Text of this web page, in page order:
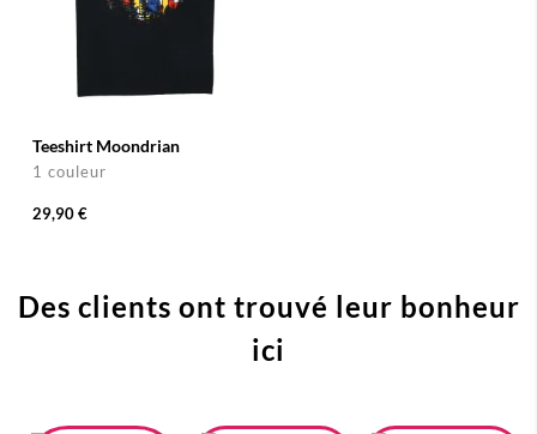
Teeshirt Moondrian
1 couleur
29,90 €
Des clients ont trouvé leur bonheur
ici